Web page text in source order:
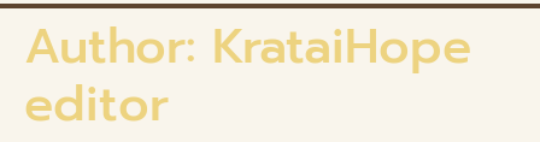
Author: KrataiHope
editor